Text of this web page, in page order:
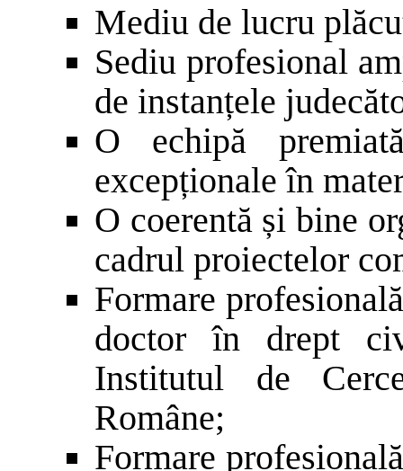
Mediu de lucru
Sediu profesional
de instanțele
O echipă
excepționale în
O coerentă și bine
cadrul proiectelor
Formare
doctor în drept
Institutul de
Române;
Formare